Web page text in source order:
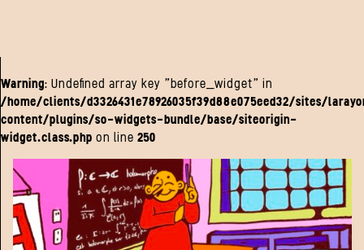
Warning: Undefined array key "before_widget" in
/home/clients/d3326431e78926035f39d88e075eed32/sites/
content/plugins/so-widgets-bundle/base/siteorigin-
widget.class.php on line 250